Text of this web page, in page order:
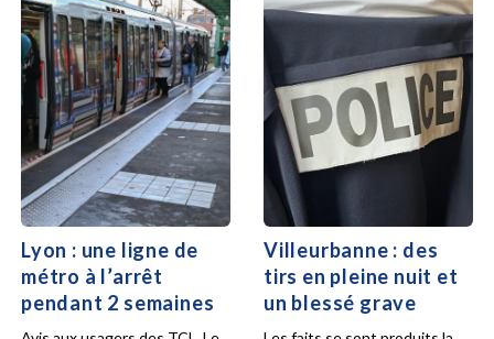
Lyon : une ligne de
métro à l’arrêt
pendant 2 semaines
Villeurbanne : des
tirs en pleine nuit et
un blessé grave